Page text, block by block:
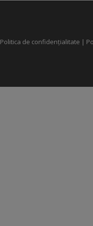
Politica de confidențialitate |